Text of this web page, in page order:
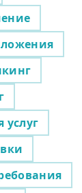
услуг